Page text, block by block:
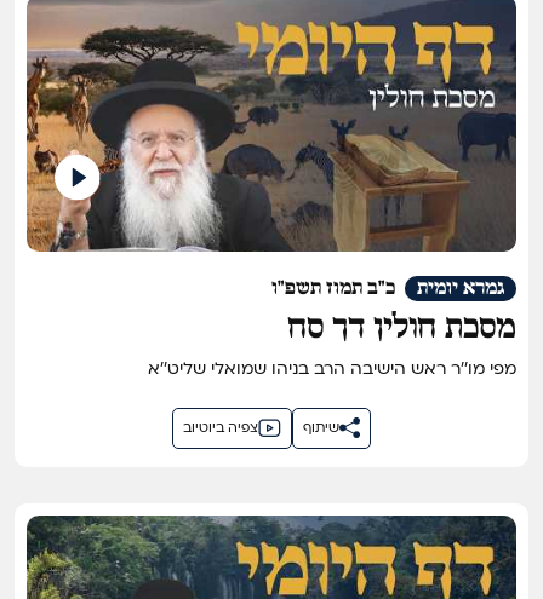
כ"ב תמוז תשפ"ו גמרא יומית
מסכת חולין דך סח
מפי מו''ר ראש הישיבה הרב בניהו שמואלי שליט''א
צפיה ביוטיוב שיתוף